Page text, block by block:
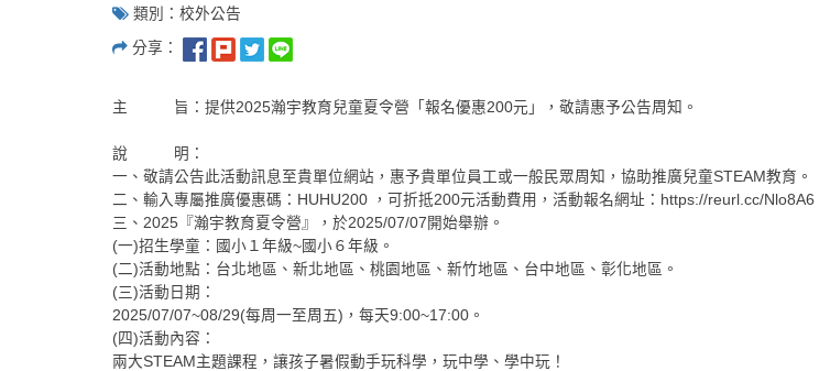
類別：校外公告
分享：
主 旨：提供2025瀚宇教育兒童夏令營「報名優惠200元」，敬請惠予公告周知。
說 明：
一、敬請公告此活動訊息至貴單位網站，惠予貴單位員工或一般民眾周知，協助推廣兒童STEAM教育。
二、輸入專屬推廣優惠碼：HUHU200 ，可折抵200元活動費用，活動報名網址：https://reurl.cc/Nlo8A6
三、2025『瀚宇教育夏令營』，於2025/07/07開始舉辦。
(一)招生學童：國小１年級~國小６年級。
(二)活動地點：台北地區、新北地區、桃園地區、新竹地區、台中地區、彰化地區。
(三)活動日期：
2025/07/07~08/29(每周一至周五)，每天9:00~17:00。
(四)活動內容：
兩大STEAM主題課程，讓孩子暑假動手玩科學，玩中學、學中玩！